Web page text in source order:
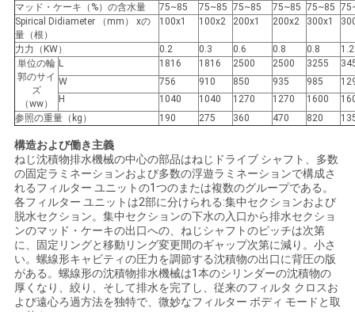
求
め
く
だ
さ
い
地
マッド・ケーキ（%）の含水量 75~85 75~85 75~85 75~85 75~85
Spirical Didiameter （mm） xの
量（根）
100x1 100x2 200x1 200x2 300x1
力力（KW） 0.2 0.3 0.6 0.8 0.8
1.2
単位の輪
郭のサイ
ズ
（ww）
L 1816 1816 2500 2500 3255
W
756 910 850 935 985
H
1040 1040 1270 1270 1600
参照の重量（kg）
190 275 360 470 820
構造および働き主義
ねじ沈積物排水機械の中心の部品はねじドライブ シャフト、多数
の固定ラミネーションおよび多数の浮遊ラミネーションで構成さ
れるフィルター ユニットの1つのまたは複数のグループである。
各フィルター ユニットは2部に分けられる:集中セクションおよび
脱水セクション。集中セクションの下水の入口から排水セクショ
ンのマッド・ケーキの出口への、ねじシャフトのピッチは次第
に、固定リングと移動リング変更間のギャップ次第に減り。小さ
い。螺線形キャビティの圧力を調節する沈積物の出口に背圧の版
がある。螺線形の沈積物排水機械は1本のシリンダーの沈積物の
厚くなり、絞り、そして排水を完了し、従来のフィルタ クロスお
よび遠心ろ過方法を独特で、微妙なフィルター ボディ モードと取